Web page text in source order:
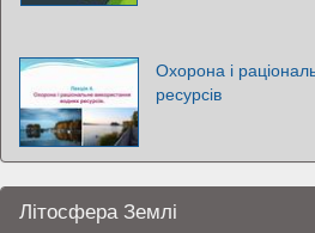
Охорона і
ресурсів
Літосфера Землі